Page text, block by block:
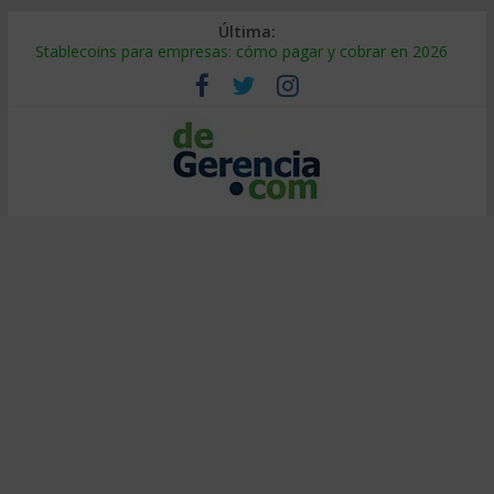
Última:
Stablecoins para empresas: cómo pagar y cobrar en 2026
Despido silencioso: qué es y por qué sale tan caro
IA en selección de personal: cómo auditarla a tiempo
Trabajo forzoso en la cadena de suministro: qué hacer
Mercado hispano de EE. UU.: cómo segmentarlo y venderle